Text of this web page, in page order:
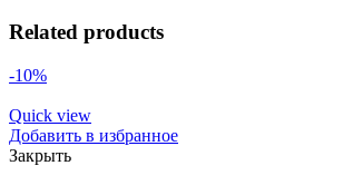
Related products
-10%
Quick view
Добавить в избранное
Закрыть